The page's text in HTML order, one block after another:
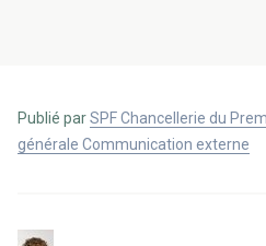
Publié parSPF Chancellerie du
générale Communication externe